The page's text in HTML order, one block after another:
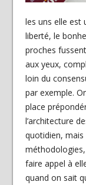
les uns elle est
liberté, le
proches
aux yeux,
loin du
par exemple.
place
l’architecture
quotidien, mais
méthodologies,
faire appel à
quand on sait